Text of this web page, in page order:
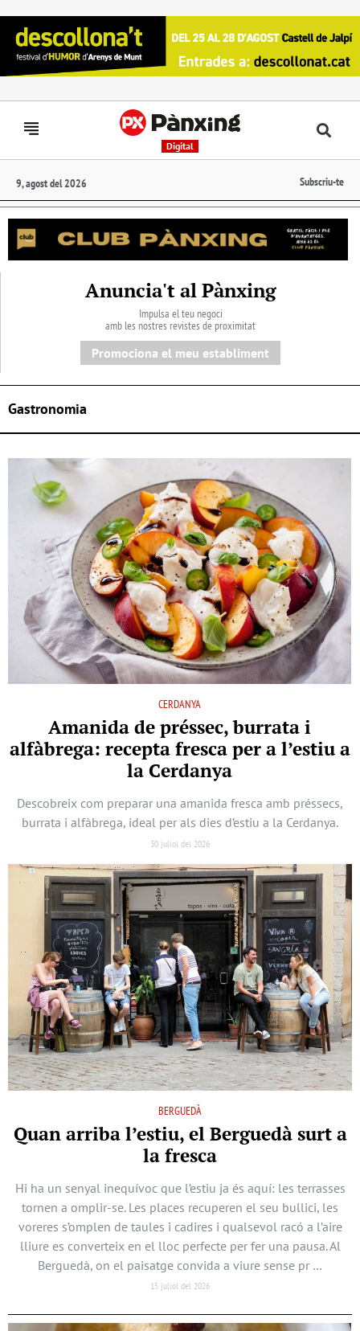
Digital
9, agost del 2026 Subscriu-te
Anuncia't al Pànxing
Impulsa el teu negoci
amb les nostres revistes de proximitat
Promociona el meu establiment
Gastronomia
CERDANYA
Amanida de préssec, burrata i
alfàbrega: recepta fresca per a l’estiu a
la Cerdanya
Descobreix com preparar una amanida fresca amb préssecs,
burrata i alfàbrega, ideal per als dies d’estiu a la Cerdanya.
30 juliol del 2026
BERGUEDÀ
Quan arriba l’estiu, el Berguedà surt a
la fresca
Hi ha un senyal inequívoc que l’estiu ja és aquí: les terrasses
tornen a omplir-se. Les places recuperen el seu bullici, les
voreres s’omplen de taules i cadires i qualsevol racó a l’aire
lliure es converteix en el lloc perfecte per fer una pausa. Al
Berguedà, on el paisatge convida a viure sense pr …
15 juliol del 2026